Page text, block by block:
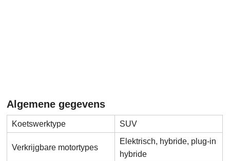
Algemene gegevens
Koetswerktype SUV
Verkrijgbare motortypes
Elektrisch, hybride, plug-in
hybride